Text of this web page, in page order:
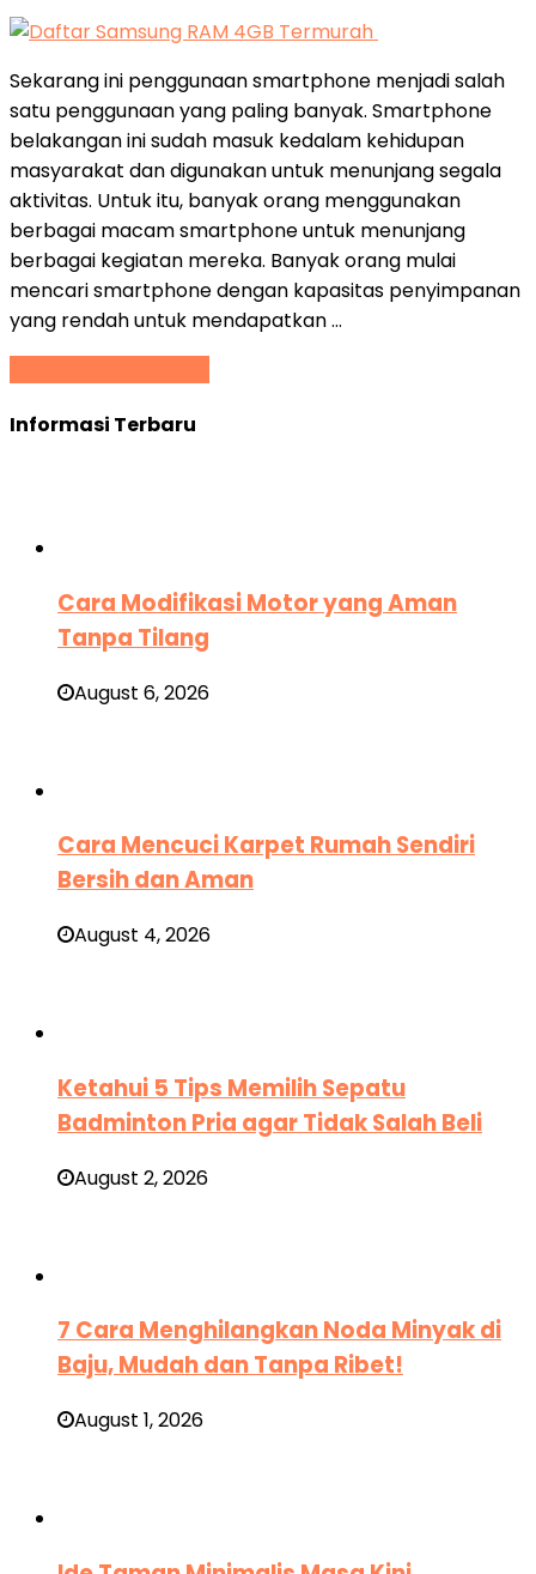
Sekarang ini penggunaan smartphone menjadi salah
satu penggunaan yang paling banyak. Smartphone
belakangan ini sudah masuk kedalam kehidupan
masyarakat dan digunakan untuk menunjang segala
aktivitas. Untuk itu, banyak orang menggunakan
berbagai macam smartphone untuk menunjang
berbagai kegiatan mereka. Banyak orang mulai
mencari smartphone dengan kapasitas penyimpanan
yang rendah untuk mendapatkan …
Informasi Terbaru
Cara Modifikasi Motor yang Aman
Tanpa Tilang
August 6, 2026
Cara Mencuci Karpet Rumah Sendiri
Bersih dan Aman
August 4, 2026
Ketahui 5 Tips Memilih Sepatu
Badminton Pria agar Tidak Salah Beli
August 2, 2026
7 Cara Menghilangkan Noda Minyak di
Baju, Mudah dan Tanpa Ribet!
August 1, 2026